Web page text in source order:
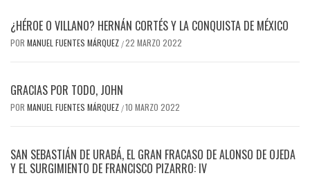
¿HÉROE O VILLANO? HERNÁN CORTÉS Y LA CONQUISTA DE MÉXICO
POR MANUEL FUENTES MÁRQUEZ /22 MARZO 2022
GRACIAS POR TODO, JOHN
POR MANUEL FUENTES MÁRQUEZ /10 MARZO 2022
SAN SEBASTIÁN DE URABÁ, EL GRAN FRACASO DE ALONSO DE OJEDA
Y EL SURGIMIENTO DE FRANCISCO PIZARRO: IV